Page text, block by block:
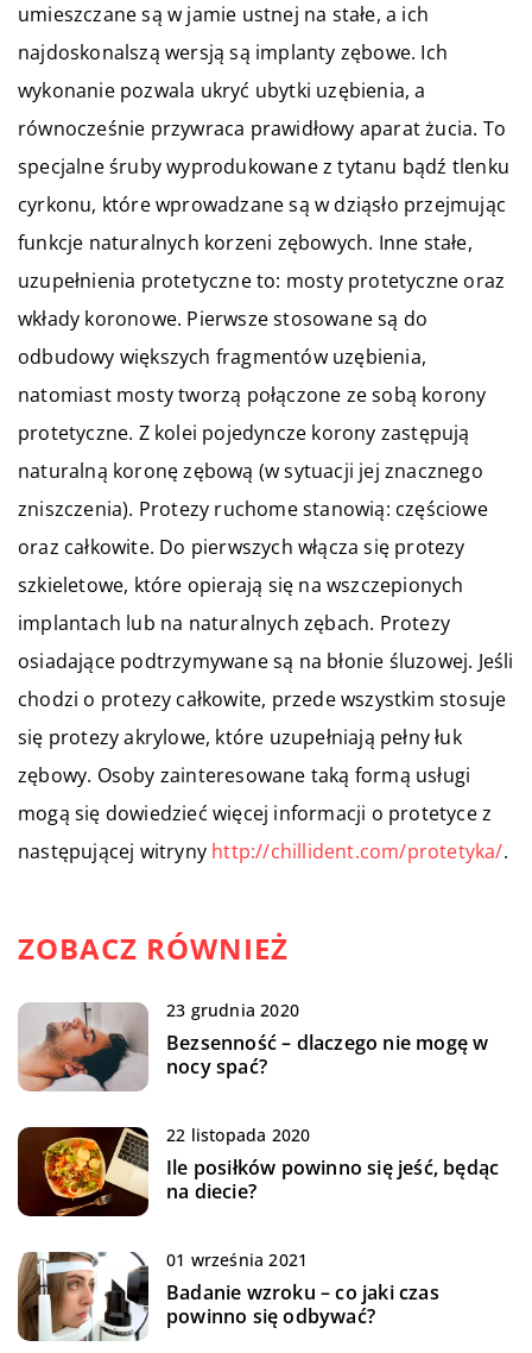
umieszczane są w jamie ustnej na stałe, a ich
najdoskonalszą wersją są implanty zębowe. Ich
wykonanie pozwala ukryć ubytki uzębienia, a
równocześnie przywraca prawidłowy aparat żucia. To
specjalne śruby wyprodukowane z tytanu bądź tlenku
cyrkonu, które wprowadzane są w dziąsło przejmując
funkcje naturalnych korzeni zębowych. Inne stałe,
uzupełnienia protetyczne to: mosty protetyczne oraz
wkłady koronowe. Pierwsze stosowane są do
odbudowy większych fragmentów uzębienia,
natomiast mosty tworzą połączone ze sobą korony
protetyczne. Z kolei pojedyncze korony zastępują
naturalną koronę zębową (w sytuacji jej znacznego
zniszczenia). Protezy ruchome stanowią: częściowe
oraz całkowite. Do pierwszych włącza się protezy
szkieletowe, które opierają się na wszczepionych
implantach lub na naturalnych zębach. Protezy
osiadające podtrzymywane są na błonie śluzowej. Jeśli
chodzi o protezy całkowite, przede wszystkim stosuje
się protezy akrylowe, które uzupełniają pełny łuk
zębowy. Osoby zainteresowane taką formą usługi
mogą się dowiedzieć więcej informacji o protetyce z
następującej witryny http://chillident.com/protetyka/.
ZOBACZ RÓWNIEŻ
23 grudnia 2020
Bezsenność – dlaczego nie mogę w
nocy spać?
22 listopada 2020
Ile posiłków powinno się jeść, będąc
na diecie?
01 września 2021
Badanie wzroku – co jaki czas
powinno się odbywać?